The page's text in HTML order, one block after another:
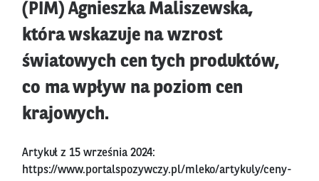
(PIM) Agnieszka Maliszewska,
która wskazuje na wzrost
światowych cen tych produktów,
co ma wpływ na poziom cen
krajowych.
Artykuł z 15 września 2024:
https://www.portalspozywczy.pl/mleko/artykuly/ceny-